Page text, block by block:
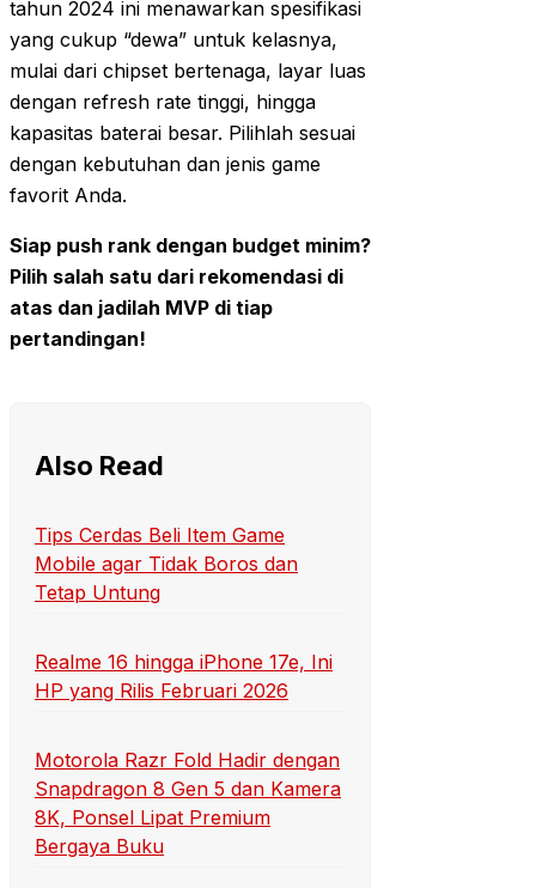
tahun 2024 ini menawarkan spesifikasi
yang cukup “dewa” untuk kelasnya,
mulai dari chipset bertenaga, layar luas
dengan refresh rate tinggi, hingga
kapasitas baterai besar. Pilihlah sesuai
dengan kebutuhan dan jenis game
favorit Anda.
Siap push rank dengan budget minim?
Pilih salah satu dari rekomendasi di
atas dan jadilah MVP di tiap
pertandingan!
Also Read
Tips Cerdas Beli Item Game
Mobile agar Tidak Boros dan
Tetap Untung
Realme 16 hingga iPhone 17e, Ini
HP yang Rilis Februari 2026
Motorola Razr Fold Hadir dengan
Snapdragon 8 Gen 5 dan Kamera
8K, Ponsel Lipat Premium
Bergaya Buku